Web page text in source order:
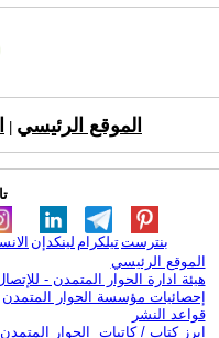
الموقع الرئيسي
لينكدإن تيلكرامبنترست
الموقع الرئيسي
هيئة ادارة الحوار المتمدن -
إحصائيات مؤسسة الحوار المتمدن
قواعد النشر
ابرز كتاب / كاتبات الحوار المتمدن